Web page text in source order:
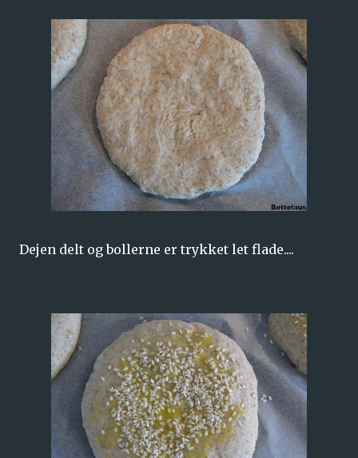
Dejen delt og bollerne er trykket let flade....